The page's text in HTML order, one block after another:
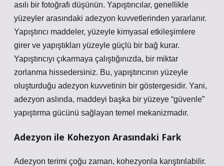
asılı bir fotoğrafı düşünün. Yapıştırıcılar, genellikle
yüzeyler arasındaki adezyon kuvvetlerinden yararlanır.
Yapıştırıcı maddeler, yüzeyle kimyasal etkileşimlere
girer ve yapıştıkları yüzeyle güçlü bir bağ kurar.
Yapıştırıcıyı çıkarmaya çalıştığınızda, bir miktar
zorlanma hissedersiniz. Bu, yapıştırıcının yüzeyle
oluşturduğu adezyon kuvvetinin bir göstergesidir. Yani,
adezyon aslında, maddeyi başka bir yüzeye “güvenle”
yapıştırma gücünü sağlayan temel mekanizmadır.
Adezyon ile Kohezyon Arasındaki Fark
Adezyon terimi çoğu zaman, kohezyonla karıştırılabilir.